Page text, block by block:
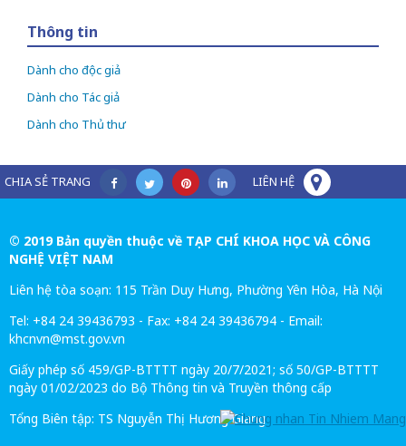
Thông tin
Dành cho độc giả
Dành cho Tác giả
Dành cho Thủ thư
CHIA SẺ TRANG LIÊN HỆ
© 2019 Bản quyền thuộc về TẠP CHÍ KHOA HỌC VÀ CÔNG
NGHỆ VIỆT NAM
Liên hệ tòa soạn: 115 Trần Duy Hưng, Phường Yên Hòa, Hà Nội
Tel: +84 24 39436793 - Fax: +84 24 39436794 - Email:
khcnvn@mst.gov.vn
Giấy phép số 459/GP-BTTTT ngày 20/7/2021; số 50/GP-BTTTT
ngày 01/02/2023 do Bộ Thông tin và Truyền thông cấp
Tổng Biên tập: TS Nguyễn Thị Hương Giang